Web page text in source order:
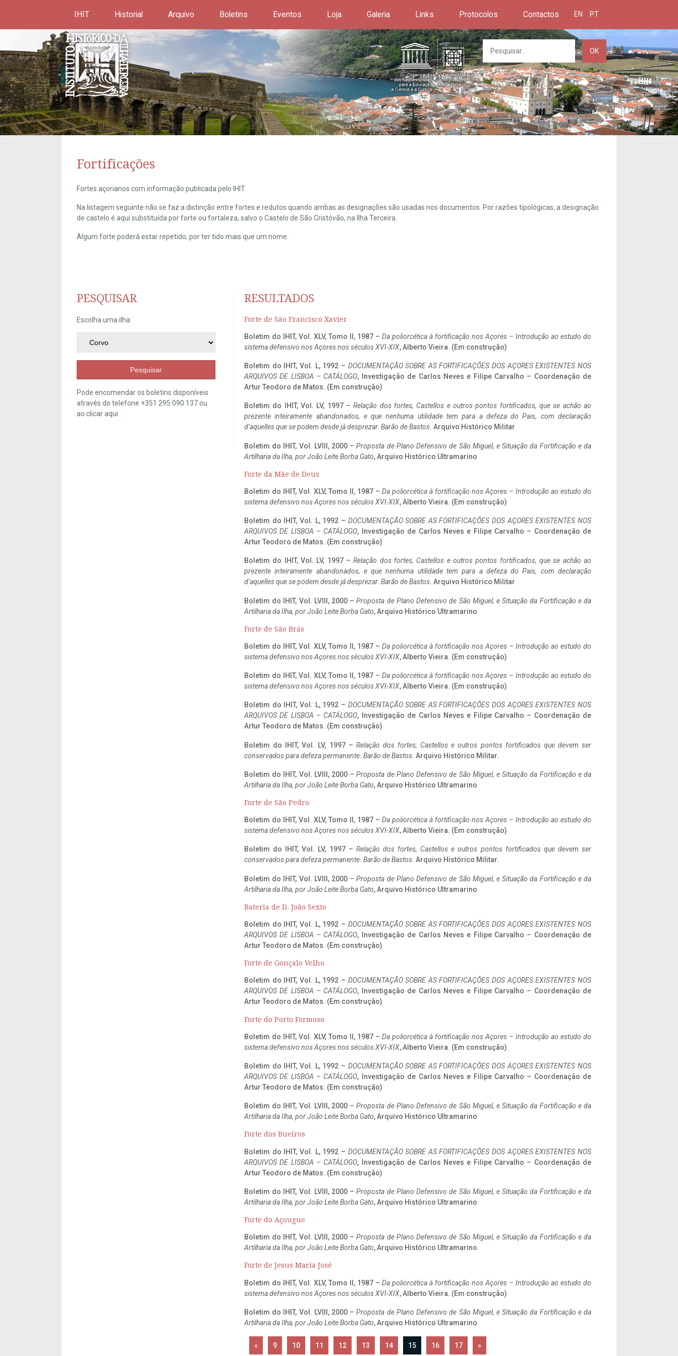
IHIT Historial Arquivo Boletins Eventos Loja Galeria Links Protocolos Contactos EN PT
OK
Fortificações
Fortes açorianos com informação publicada pelo IHIT.
Na listagem seguinte não se faz a distinção entre fortes e redutos quando ambas as designações são usadas nos documentos. Por razões tipológicas, a designação
de castelo é aqui substituída por forte ou fortaleza, salvo o Castelo de São Cristóvão, na Ilha Terceira.
Algum forte poderá estar repetido, por ter tido mais que um nome.
PESQUISAR
Escolha uma ilha:
Pesquisar
Pode encomendar os boletins disponíveis
através do telefone +351 295 090 137 ou
ao clicaraqui
RESULTADOS
Forte de São Francisco Xavier
Boletim do IHIT, Vol. XLV, Tomo II, 1987 – Da poliorcética à fortificação nos Açores – Introdução ao estudo do
sistema defensivo nos Açores nos séculos XVI-XIX, Alberto Vieira. (Em construção)
Boletim do IHIT, Vol. L, 1992 – DOCUMENTAÇÃO SOBRE AS FORTIFICAÇÕES DOS AÇORES EXISTENTES NOS
ARQUIVOS DE LISBOA – CATÁLOGO, Investigação de Carlos Neves e Filipe Carvalho – Coordenação de
Artur Teodoro de Matos. (Em construção)
Boletim do IHIT, Vol. LV, 1997 –Relação dos fortes, Castellos e outros pontos fortificados, que se achão ao
prezente inteiramente abandonados, e que nenhuma utilidade tem para a defeza do Pais, com declaração
d’aquelles que se podem desde já desprezar. Barão de Bastos. Arquivo Histórico Militar
Boletim do IHIT, Vol. LVIII, 2000 –Proposta de Plano Defensivo de São Miguel, e Situação da Fortificação e da
Artilharia da Ilha, por João Leite Borba Gato, Arquivo Histórico Ultramarino
Forte da Mãe de Deus
Boletim do IHIT, Vol. XLV, Tomo II, 1987 – Da poliorcética à fortificação nos Açores – Introdução ao estudo do
sistema defensivo nos Açores nos séculos XVI-XIX, Alberto Vieira. (Em construção)
Boletim do IHIT, Vol. L, 1992 – DOCUMENTAÇÃO SOBRE AS FORTIFICAÇÕES DOS AÇORES EXISTENTES NOS
ARQUIVOS DE LISBOA – CATÁLOGO, Investigação de Carlos Neves e Filipe Carvalho – Coordenação de
Artur Teodoro de Matos. (Em construção)
Boletim do IHIT, Vol. LV, 1997 –Relação dos fortes, Castellos e outros pontos fortificados, que se achão ao
prezente inteiramente abandonados, e que nenhuma utilidade tem para a defeza do Pais, com declaração
d’aquelles que se podem desde já desprezar. Barão de Bastos. Arquivo Histórico Militar
Boletim do IHIT, Vol. LVIII, 2000 –Proposta de Plano Defensivo de São Miguel, e Situação da Fortificação e da
Artilharia da Ilha, por João Leite Borba Gato, Arquivo Histórico Ultramarino
Forte de São Brás
Boletim do IHIT, Vol. XLV, Tomo II, 1987 – Da poliorcética à fortificação nos Açores – Introdução ao estudo do
sistema defensivo nos Açores nos séculos XVI-XIX, Alberto Vieira. (Em construção)
Boletim do IHIT, Vol. XLV, Tomo II, 1987 – Da poliorcética à fortificação nos Açores – Introdução ao estudo do
sistema defensivo nos Açores nos séculos XVI-XIX, Alberto Vieira. (Em construção)
Boletim do IHIT, Vol. L, 1992 – DOCUMENTAÇÃO SOBRE AS FORTIFICAÇÕES DOS AÇORES EXISTENTES NOS
ARQUIVOS DE LISBOA – CATÁLOGO, Investigação de Carlos Neves e Filipe Carvalho – Coordenação de
Artur Teodoro de Matos. (Em construção)
Boletim do IHIT, Vol. LV, 1997 – Relação dos fortes, Castellos e outros pontos fortificados que devem ser
conservados para defeza permanente. Barão de Bastos. Arquivo Histórico Militar.
Boletim do IHIT, Vol. LVIII, 2000 –Proposta de Plano Defensivo de São Miguel, e Situação da Fortificação e da
Artilharia da Ilha, por João Leite Borba Gato, Arquivo Histórico Ultramarino
Forte de São Pedro
Boletim do IHIT, Vol. XLV, Tomo II, 1987 – Da poliorcética à fortificação nos Açores – Introdução ao estudo do
sistema defensivo nos Açores nos séculos XVI-XIX, Alberto Vieira. (Em construção)
Boletim do IHIT, Vol. LV, 1997 – Relação dos fortes, Castellos e outros pontos fortificados que devem ser
conservados para defeza permanente. Barão de Bastos. Arquivo Histórico Militar.
Boletim do IHIT, Vol. LVIII, 2000 –Proposta de Plano Defensivo de São Miguel, e Situação da Fortificação e da
Artilharia da Ilha, por João Leite Borba Gato, Arquivo Histórico Ultramarino
Bateria de D. João Sexto
Boletim do IHIT, Vol. L, 1992 – DOCUMENTAÇÃO SOBRE AS FORTIFICAÇÕES DOS AÇORES EXISTENTES NOS
ARQUIVOS DE LISBOA – CATÁLOGO, Investigação de Carlos Neves e Filipe Carvalho – Coordenação de
Artur Teodoro de Matos. (Em construção)
Forte de Gonçalo Velho
Boletim do IHIT, Vol. L, 1992 – DOCUMENTAÇÃO SOBRE AS FORTIFICAÇÕES DOS AÇORES EXISTENTES NOS
ARQUIVOS DE LISBOA – CATÁLOGO, Investigação de Carlos Neves e Filipe Carvalho – Coordenação de
Artur Teodoro de Matos. (Em construção)
Forte do Porto Formoso
Boletim do IHIT, Vol. XLV, Tomo II, 1987 – Da poliorcética à fortificação nos Açores – Introdução ao estudo do
sistema defensivo nos Açores nos séculos XVI-XIX, Alberto Vieira. (Em construção)
Boletim do IHIT, Vol. L, 1992 – DOCUMENTAÇÃO SOBRE AS FORTIFICAÇÕES DOS AÇORES EXISTENTES NOS
ARQUIVOS DE LISBOA – CATÁLOGO, Investigação de Carlos Neves e Filipe Carvalho – Coordenação de
Artur Teodoro de Matos. (Em construção)
Boletim do IHIT, Vol. LVIII, 2000 –Proposta de Plano Defensivo de São Miguel, e Situação da Fortificação e da
Artilharia da Ilha, por João Leite Borba Gato, Arquivo Histórico Ultramarino
Forte dos Bueiros
Boletim do IHIT, Vol. L, 1992 – DOCUMENTAÇÃO SOBRE AS FORTIFICAÇÕES DOS AÇORES EXISTENTES NOS
ARQUIVOS DE LISBOA – CATÁLOGO, Investigação de Carlos Neves e Filipe Carvalho – Coordenação de
Artur Teodoro de Matos. (Em construção)
Boletim do IHIT, Vol. LVIII, 2000 –Proposta de Plano Defensivo de São Miguel, e Situação da Fortificação e da
Artilharia da Ilha, por João Leite Borba Gato, Arquivo Histórico Ultramarino
Forte do Açougue
Boletim do IHIT, Vol. LVIII, 2000 –Proposta de Plano Defensivo de São Miguel, e Situação da Fortificação e da
Artilharia da Ilha, por João Leite Borba Gato, Arquivo Histórico Ultramarino
Forte de Jesus Maria José
Boletim do IHIT, Vol. XLV, Tomo II, 1987 – Da poliorcética à fortificação nos Açores – Introdução ao estudo do
sistema defensivo nos Açores nos séculos XVI-XIX, Alberto Vieira. (Em construção)
Boletim do IHIT, Vol. LVIII, 2000 –Proposta de Plano Defensivo de São Miguel, e Situação da Fortificação e da
Artilharia da Ilha, por João Leite Borba Gato, Arquivo Histórico Ultramarino
« 9 10 11 12 13 14 15 16 17 »